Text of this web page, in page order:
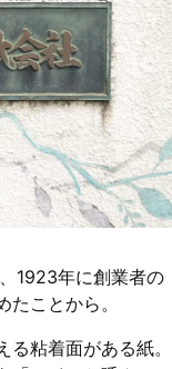
1923年に創業者の
ことから。
粘着面がある紙。